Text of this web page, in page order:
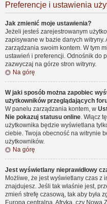
Preferencje i ustawienia
Jak zmienić moje ustawienia?
Jeżeli jesteś zarejestrowanym
zapisywane w bazie danych
zarządzania swoim kontem. W tym
ustawień i preferencji. Odnośnik do
zazwyczaj na górze stron witryny.
Na górę
W jaki sposób można zapobiec
użytkowników przeglądających
W panelu zarządzania kontem, w
Nie pokazuj statusu online. Włącz
użytkownika będzie wyświetlana
ciebie. Twoja obecność na witrynie
użytkowników.
Na górę
Jest wyświetlany nieprawidłowy
Możliwe, że jest wyświetlany czas z
znajdujesz. Jeśli tak właśnie jest,
zmień strefę czasową, tak aby była
Europa centralna, Afryka, czy Nowa